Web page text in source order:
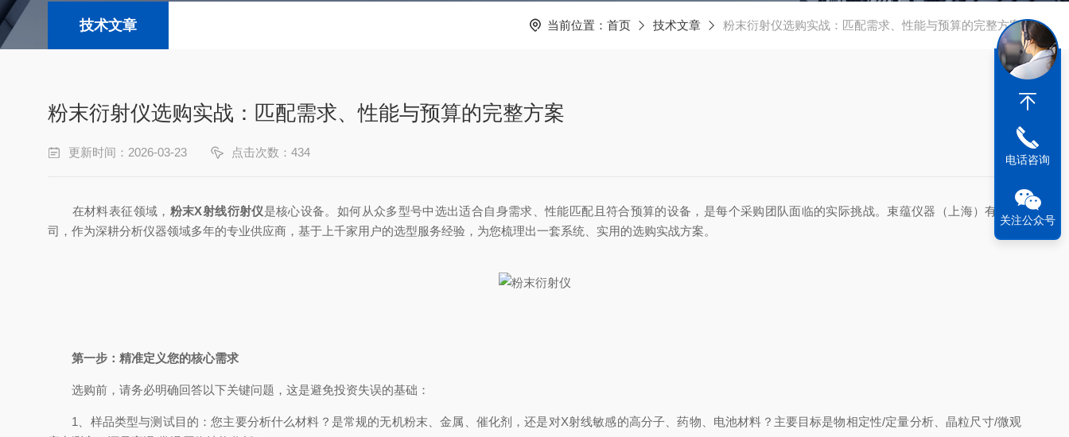
技术文章 当前位置： 首页 技术文章 粉末衍射仪选购实战：匹配需求、性能与预算的完整方案
粉末衍射仪选购实战：匹配需求、性能与预算的完整方案
更新时间：2026-03-23 点击次数：434
在材料表征领域， 粉末X射线衍射仪是核心设备。如何从众多型号中选出适合自身需求、性能匹配且符合预算的设备，是每个采购团队面临的实际挑战。束蕴仪器（上海）有限公
司，作为深耕分析仪器领域多年的专业供应商，基于上千家用户的选型服务经验，为您梳理出一套系统、实用的选购实战方案。
第一步：精准定义您的核心需求
选购前，请务必明确回答以下关键问题，这是避免投资失误的基础：
1、样品类型与测试目的：您主要分析什么材料？是常规的无机粉末、金属、催化剂，还是对X射线敏感的高分子、药物、电池材料？主要目标是物相定性/定量分析、晶粒尺寸/微观
电话咨询
关注公众号